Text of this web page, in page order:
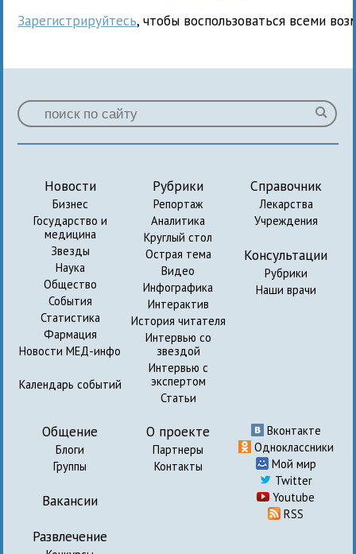
Зарегистрируйтесь, чтобы воспользоваться всеми
Новости
Бизнес
Государство и
медицина
Звезды
Наука
Общество
События
Статистика
Фармация
Новости МЕД-инфо
Календарь событий
Рубрики
Репортаж
Аналитика
Круглый стол
Острая тема
Видео
Инфографика
Интерактив
История читателя
Интервью со
звездой
Интервью с
экспертом
Статьи
Справочник
Лекарства
Учреждения
Консультации
Рубрики
Наши врачи
Общение
Блоги
Группы
Вакансии
Развлечение
О проекте
Партнеры
Контакты
Вконтакте
Одноклассники
Мой мир
Twitter
Youtube
RSS